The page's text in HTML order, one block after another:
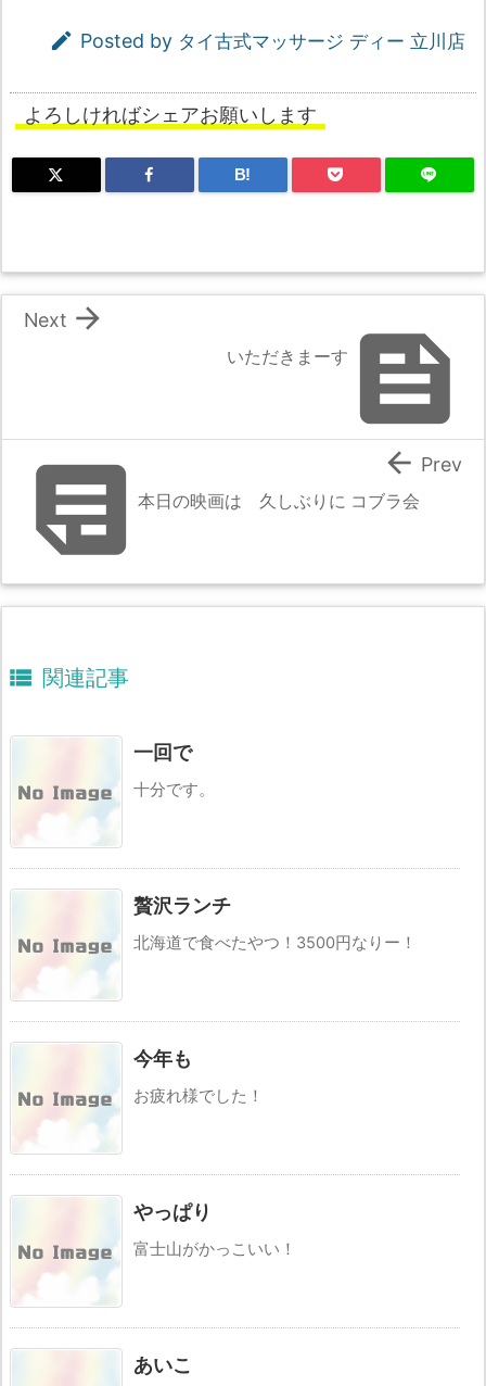
 Posted by タイ古式マッサージ ディー 立川店
よろしければシェアお願いします
B!

いただきまーす

Next
本日の映画は 久しぶりに コブラ会
 Prev
 関連記事
一回で
十分です。
贅沢ランチ
北海道で食べたやつ！3500円なりー！
今年も
お疲れ様でした！
やっぱり
富士山がかっこいい！
あいこ